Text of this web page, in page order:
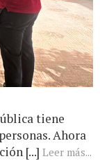
tiene
Ahora
[...] Leer más...